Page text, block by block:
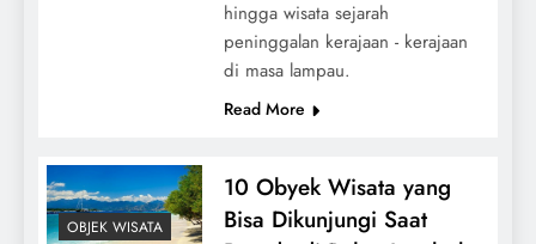
hingga wisata sejarah
peninggalan kerajaan - kerajaan
di masa lampau.
Read More
OBJEK WISATA
10 Obyek Wisata yang
Bisa Dikunjungi Saat